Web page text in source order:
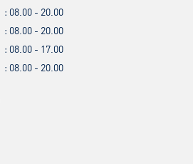
: 08.00 - 20.00
: 08.00 - 20.00
: 08.00 - 17.00
: 08.00 - 20.00